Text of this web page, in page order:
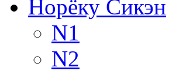
Норёку Сикэн
N1
N2